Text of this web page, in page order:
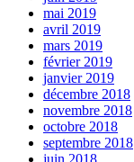
mai 2019
avril 2019
mars 2019
février 2019
janvier 2019
décembre 2018
novembre 2018
octobre 2018
septembre 2018
juin 2018